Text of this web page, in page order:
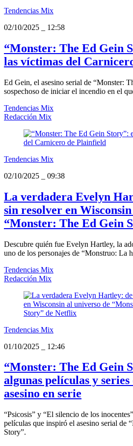
Tendencias Mix
02/10/2025
12:58
“Monster: The Ed Gein
las víctimas del
Ed Gein, el asesino serial de “Monster:
sospechoso de iniciar el incendio en el
Tendencias Mix
Redacción Mix
Tendencias Mix
02/10/2025
09:38
La verdadera Evelyn
sin resolver en
“Monster: The Ed Gein
Descubre quién fue Evelyn Hartley, la
uno de los personajes de “Monstruo: La
Tendencias Mix
Redacción Mix
Tendencias Mix
01/10/2025
12:46
“Monster: The Ed Gein
algunas películas y
asesino en serie
“Psicosis” y “El silencio de los
películas que inspiró el asesino serial de
Story”.